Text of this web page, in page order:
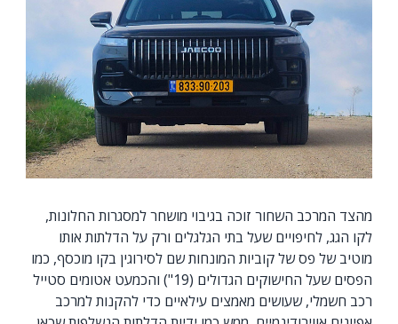
מהצד המרכב השחור זוכה בגיבוי מושחר למסגרות החלונות,
לקו הגג, לחיפויים שעל בתי הגלגלים ורק על הדלתות אותו
מוטיב של פס של קוביות המונחות שם לסירוגין בקו מוכסף, כמו
הפסים שעל החישוקים הגדולים (19") והכמעט אטומים סטייל
רכב חשמלי, שעושים מאמצים עילאיים כדי להקנות למרכב